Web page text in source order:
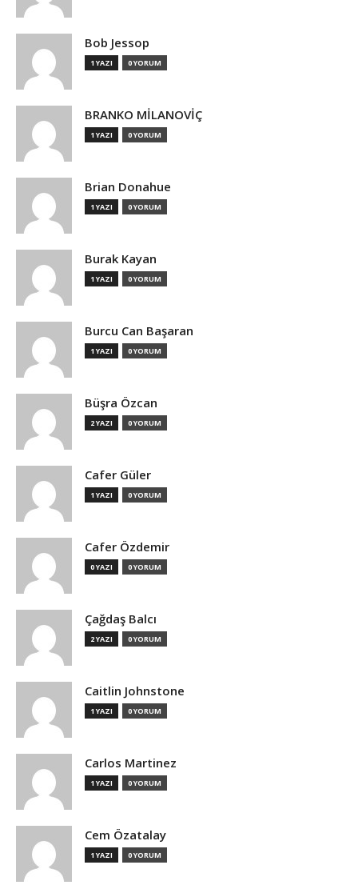
Bob Jessop
1 YAZI 0 YORUM
BRANKO MİLANOVİÇ
1 YAZI 0 YORUM
Brian Donahue
1 YAZI 0 YORUM
Burak Kayan
1 YAZI 0 YORUM
Burcu Can Başaran
1 YAZI 0 YORUM
Büşra Özcan
2 YAZI 0 YORUM
Cafer Güler
1 YAZI 0 YORUM
Cafer Özdemir
0 YAZI 0 YORUM
Çağdaş Balcı
2 YAZI 0 YORUM
Caitlin Johnstone
1 YAZI 0 YORUM
Carlos Martinez
1 YAZI 0 YORUM
Cem Özatalay
1 YAZI 0 YORUM